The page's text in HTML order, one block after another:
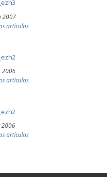
2007
artículos
2006
artículos
2006
artículos